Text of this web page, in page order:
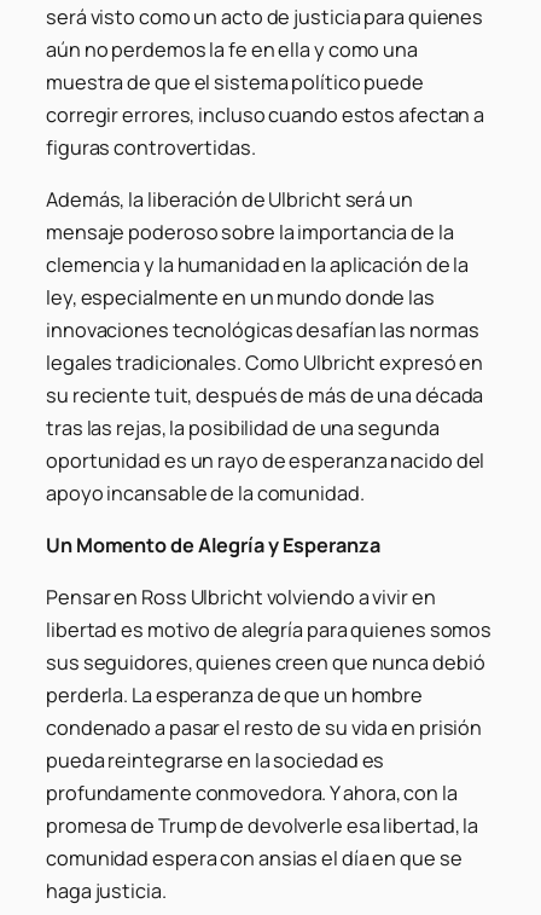
será visto como un acto de justicia para quienes
aún no perdemos la fe en ella y como una
muestra de que el sistema político puede
corregir errores, incluso cuando estos afectan a
figuras controvertidas.
Además, la liberación de Ulbricht será un
mensaje poderoso sobre la importancia de la
clemencia y la humanidad en la aplicación de la
ley, especialmente en un mundo donde las
innovaciones tecnológicas desafían las normas
legales tradicionales. Como Ulbricht expresó en
su reciente tuit, después de más de una década
tras las rejas, la posibilidad de una segunda
oportunidad es un rayo de esperanza nacido del
apoyo incansable de la comunidad.
Un Momento de Alegría y Esperanza
Pensar en Ross Ulbricht volviendo a vivir en
libertad es motivo de alegría para quienes somos
sus seguidores, quienes creen que nunca debió
perderla. La esperanza de que un hombre
condenado a pasar el resto de su vida en prisión
pueda reintegrarse en la sociedad es
profundamente conmovedora. Y ahora, con la
promesa de Trump de devolverle esa libertad, la
comunidad espera con ansias el día en que se
haga justicia.